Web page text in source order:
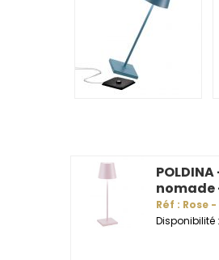
nomade
Réf : Rose
Disponibilité